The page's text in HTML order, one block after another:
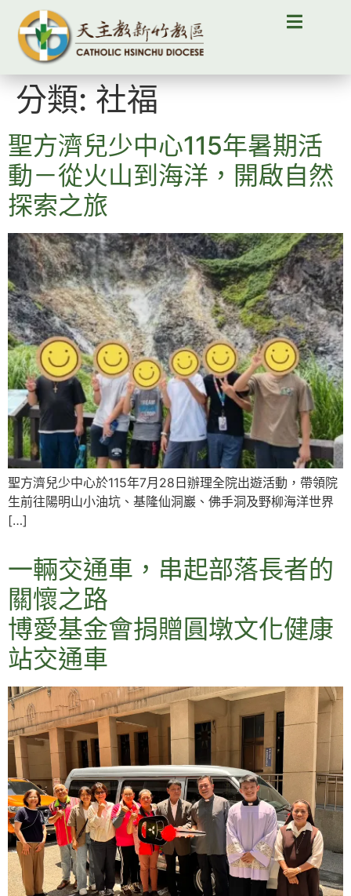
分類: 社福
聖方濟兒少中心115年暑期活
動－從火山到海洋，開啟自然
探索之旅
聖方濟兒少中心於115年7月28日辦理全院出遊活動，帶領院
生前往陽明山小油坑、基隆仙洞巖、佛手洞及野柳海洋世界
[…]
一輛交通車，串起部落長者的
關懷之路
博愛基金會捐贈圓墩文化健康
站交通車